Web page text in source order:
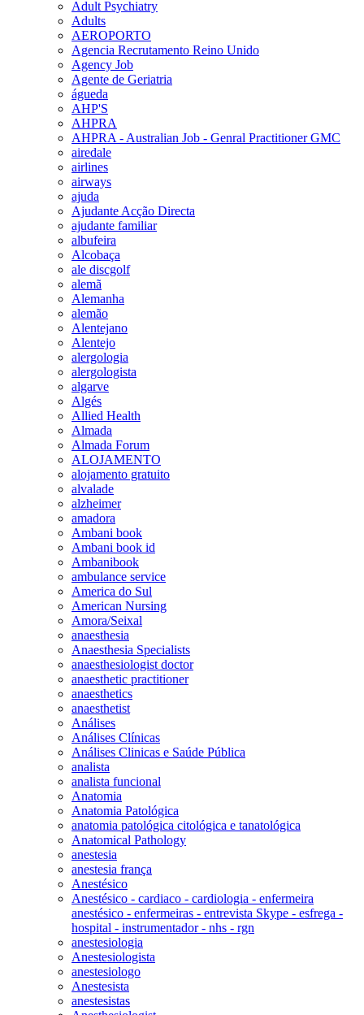
Adult Psychiatry
Adults
AEROPORTO
Agencia Recrutamento Reino Unido
Agency Job
Agente de Geriatria
águeda
AHP'S
AHPRA
AHPRA - Australian Job - Genral Practitioner GMC
airedale
airlines
airways
ajuda
Ajudante Acção Directa
ajudante familiar
albufeira
Alcobaça
ale discgolf
alemã
Alemanha
alemão
Alentejano
Alentejo
alergologia
alergologista
algarve
Algés
Allied Health
Almada
Almada Forum
ALOJAMENTO
alojamento gratuito
alvalade
alzheimer
amadora
Ambani book
Ambani book id
Ambanibook
ambulance service
America do Sul
American Nursing
Amora/Seixal
anaesthesia
Anaesthesia Specialists
anaesthesiologist doctor
anaesthetic practitioner
anaesthetics
anaesthetist
Análises
Análises Clínicas
Análises Clinicas e Saúde Pública
analista
analista funcional
Anatomia
Anatomia Patológica
anatomia patológica citológica e tanatológica
Anatomical Pathology
anestesia
anestesia frança
Anestésico
Anestésico - cardiaco - cardiologia - enfermeira
anestésico - enfermeiras - entrevista Skype - esfrega -
hospital - instrumentador - nhs - rgn
anestesiologia
Anestesiologista
anestesiologo
Anestesista
anestesistas